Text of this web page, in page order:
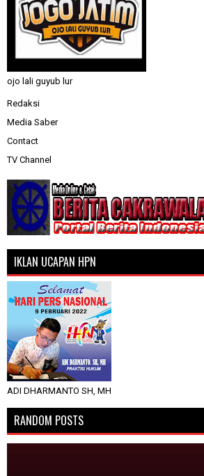
ojo lali guyub lur
Redaksi
Media Saber
Contact
TV Channel
IKLAN UCAPAN HPN
ADI DHARMANTO SH, MH
RANDOM POSTS